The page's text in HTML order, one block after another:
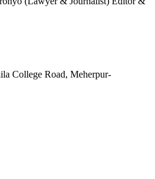
College Road, Meherpur-